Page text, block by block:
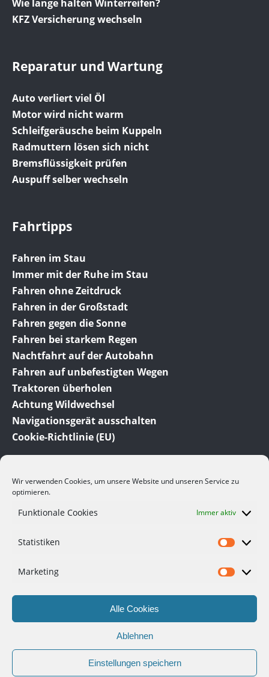
Wir verwenden Cookies, um unsere Website und unseren Service zu
optimieren.
Funktionale Cookies Immer aktiv
Statistiken
Marketing
Alle Cookies
Ablehnen
Einstellungen speichern
Wie lange halten Winterreifen?
KFZ Versicherung wechseln
Reparatur und Wartung
Auto verliert viel Öl
Motor wird nicht warm
Schleifgeräusche beim Kuppeln
Radmuttern lösen sich nicht
Bremsflüssigkeit prüfen
Auspuff selber wechseln
Fahrtipps
Fahren im Stau
Immer mit der Ruhe im Stau
Fahren ohne Zeitdruck
Fahren in der Großstadt
Fahren gegen die Sonne
Fahren bei starkem Regen
Nachtfahrt auf der Autobahn
Fahren auf unbefestigten Wegen
Traktoren überholen
Achtung Wildwechsel
Navigationsgerät ausschalten
Cookie-Richtlinie (EU)
und Auto Blog. Hier finden Sie viele interessante
Viele der hier angesprochenen Themen beruhen auf
Cookie-Richtlinie (EU)